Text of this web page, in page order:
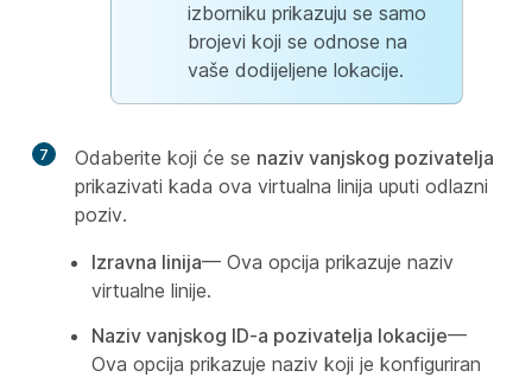
izborniku prikazuju se samo
brojevi koji se odnose na
vaše dodijeljene lokacije.
7 Odaberite koji će se naziv vanjskog pozivatelja
prikazivati kada ova virtualna linija uputi odlazni
poziv.
Izravna linija— Ova opcija prikazuje naziv
virtualne linije.
Naziv vanjskog ID-a pozivatelja lokacije—
Ova opcija prikazuje naziv koji je konfiguriran